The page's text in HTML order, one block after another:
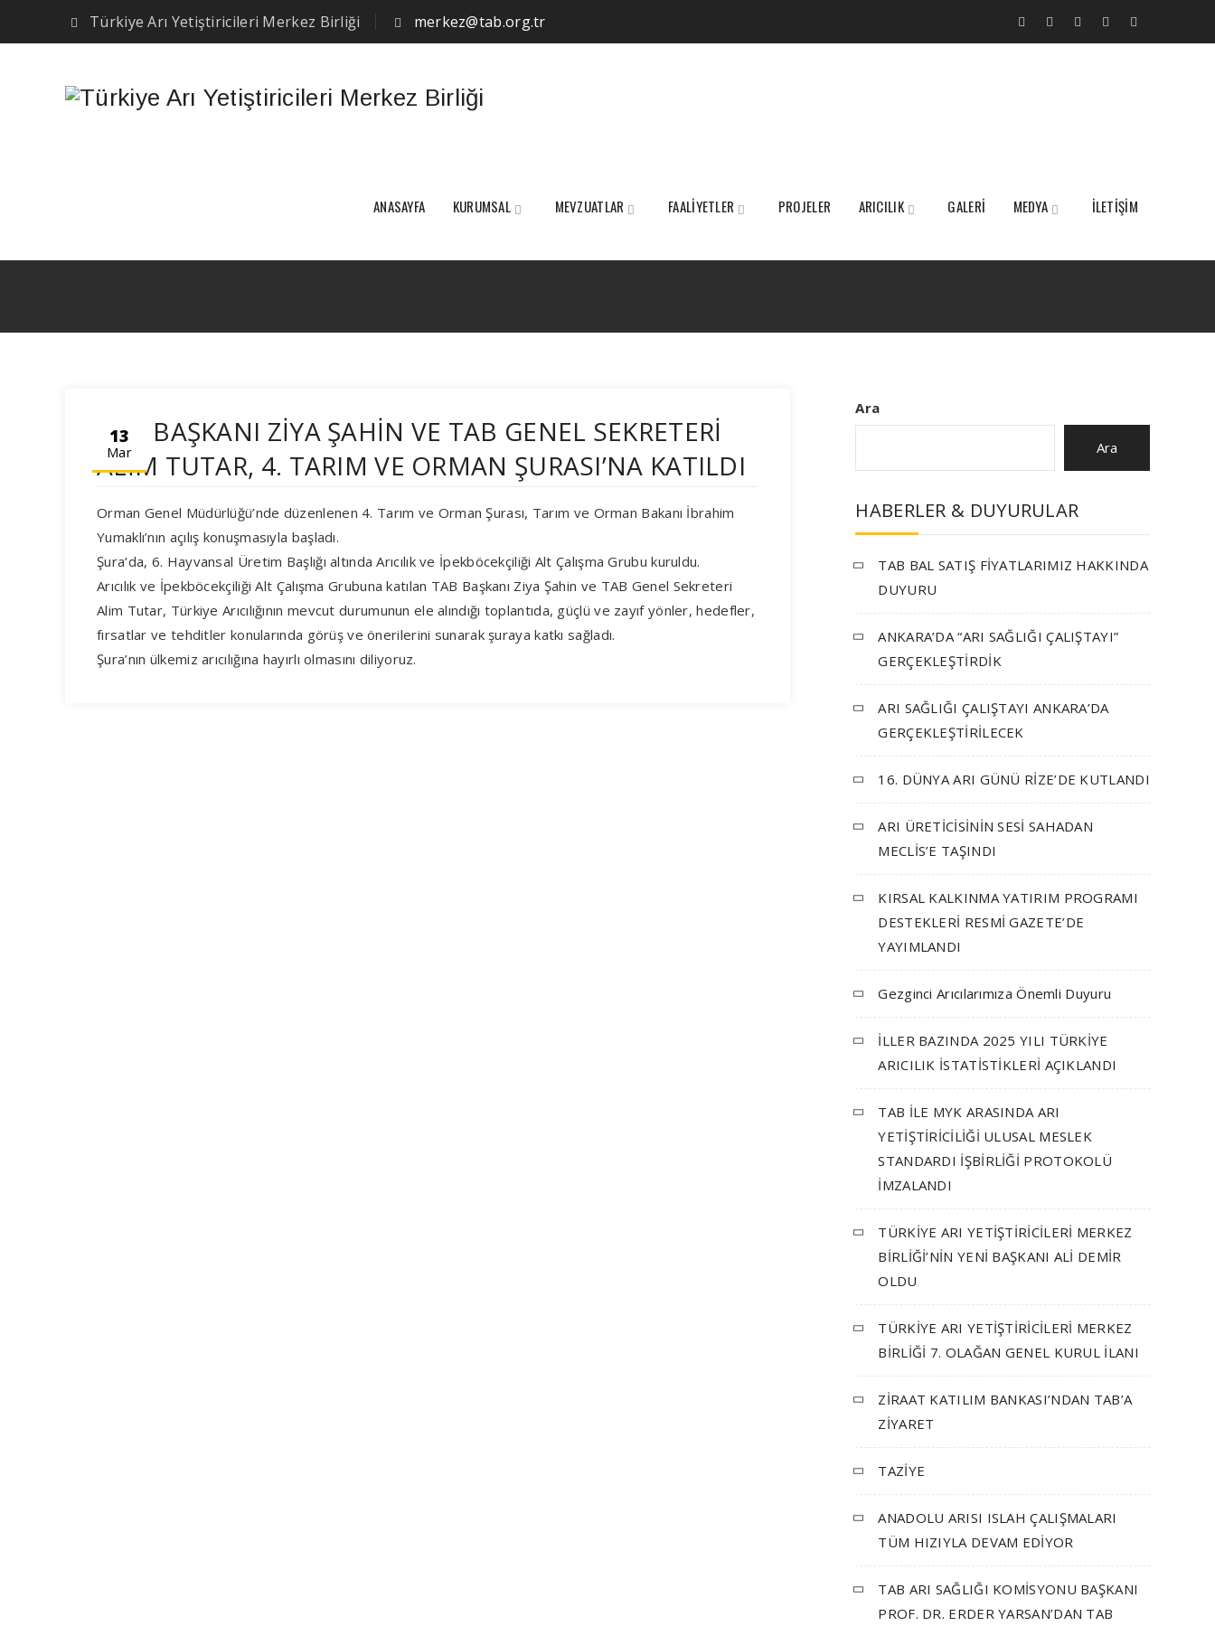
Türkiye Arı Yetiştiricileri Merkez Birliği merkez@tab.org.tr
ANASAYFA KURUMSAL MEVZUATLAR FAALİYETLER PROJELER ARICILIK GALERİ MEDYA İLETİŞİM
13
Mar
TAB BAŞKANI ZİYA ŞAHİN VE TAB GENEL SEKRETERİ
ALİM TUTAR, 4. TARIM VE ORMAN ŞURASI’NA KATILDI
Orman Genel Müdürlüğü’nde düzenlenen 4. Tarım ve Orman Şurası, Tarım ve Orman Bakanı İbrahim
Yumaklı’nın açılış konuşmasıyla başladı.
Şura’da, 6. Hayvansal Üretim Başlığı altında Arıcılık ve İpekböcekçiliği Alt Çalışma Grubu kuruldu.
Arıcılık ve İpekböcekçiliği Alt Çalışma Grubuna katılan TAB Başkanı Ziya Şahin ve TAB Genel Sekreteri
Alim Tutar, Türkiye Arıcılığının mevcut durumunun ele alındığı toplantıda, güçlü ve zayıf yönler, hedefler,
fırsatlar ve tehditler konularında görüş ve önerilerini sunarak şuraya katkı sağladı.
Şura’nın ülkemiz arıcılığına hayırlı olmasını diliyoruz.
Ara
Ara
HABERLER & DUYURULAR
TAB BAL SATIŞ FİYATLARIMIZ HAKKINDA
DUYURU
ANKARA’DA “ARI SAĞLIĞI ÇALIŞTAYI”
GERÇEKLEŞTİRDİK
ARI SAĞLIĞI ÇALIŞTAYI ANKARA’DA
GERÇEKLEŞTİRİLECEK
16. DÜNYA ARI GÜNÜ RİZE’DE KUTLANDI
ARI ÜRETİCİSİNİN SESİ SAHADAN
MECLİS’E TAŞINDI
KIRSAL KALKINMA YATIRIM PROGRAMI
DESTEKLERİ RESMİ GAZETE’DE
YAYIMLANDI
Gezginci Arıcılarımıza Önemli Duyuru
İLLER BAZINDA 2025 YILI TÜRKİYE
ARICILIK İSTATİSTİKLERİ AÇIKLANDI
TAB İLE MYK ARASINDA ARI
YETİŞTİRİCİLİĞİ ULUSAL MESLEK
STANDARDI İŞBİRLİĞİ PROTOKOLÜ
İMZALANDI
TÜRKİYE ARI YETİŞTİRİCİLERİ MERKEZ
BİRLİĞİ’NİN YENİ BAŞKANI ALİ DEMİR
OLDU
TÜRKİYE ARI YETİŞTİRİCİLERİ MERKEZ
BİRLİĞİ 7. OLAĞAN GENEL KURUL İLANI
ZİRAAT KATILIM BANKASI’NDAN TAB’A
ZİYARET
TAZİYE
ANADOLU ARISI ISLAH ÇALIŞMALARI
TÜM HIZIYLA DEVAM EDİYOR
TAB ARI SAĞLIĞI KOMİSYONU BAŞKANI
PROF. DR. ERDER YARSAN’DAN TAB